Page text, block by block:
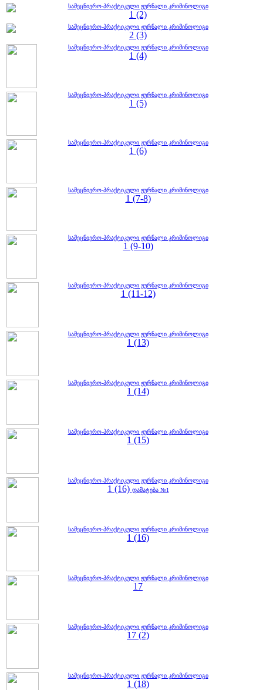
სამეცნიერო-პრაქტიკული ჟურნალი კრიმინოლიგი
1 (2)
სამეცნიერო-პრაქტიკული ჟურნალი კრიმინოლიგი
2 (3)
სამეცნიერო-პრაქტიკული ჟურნალი კრიმინოლიგი
1 (4)
სამეცნიერო-პრაქტიკული ჟურნალი კრიმინოლიგი
1 (5)
სამეცნიერო-პრაქტიკული ჟურნალი კრიმინოლიგი
1 (6)
სამეცნიერო-პრაქტიკული ჟურნალი კრიმინოლიგი
1 (7-8)
სამეცნიერო-პრაქტიკული ჟურნალი კრიმინოლიგი
1 (9-10)
სამეცნიერო-პრაქტიკული ჟურნალი კრიმინოლიგი
1 (11-12)
სამეცნიერო-პრაქტიკული ჟურნალი კრიმინოლიგი
1 (13)
სამეცნიერო-პრაქტიკული ჟურნალი კრიმინოლიგი
1 (14)
სამეცნიერო-პრაქტიკული ჟურნალი კრიმინოლიგი
1 (15)
სამეცნიერო-პრაქტიკული ჟურნალი კრიმინოლიგი
1 (16) დამატება №1
სამეცნიერო-პრაქტიკული ჟურნალი კრიმინოლიგი
1 (16)
სამეცნიერო-პრაქტიკული ჟურნალი კრიმინოლიგი
17
სამეცნიერო-პრაქტიკული ჟურნალი კრიმინოლიგი
17 (2)
სამეცნიერო-პრაქტიკული ჟურნალი კრიმინოლიგი
1 (18)